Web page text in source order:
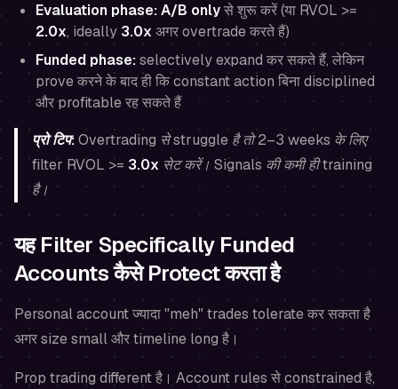
Evaluation phase:A/B onlyसे शुरू करें (या RVOL >=
2.0x, ideally 3.0x अगर overtrade करते हैं)
Funded phase:selectively expand कर सकते हैं, लेकिन
prove करने के बाद ही कि constant action बिना disciplined
और profitable रह सकते हैं
प्रो टिप:Overtrading से struggle है तो 2–3 weeks के लिए
filter RVOL >= 3.0x सेट करें। Signals की कमी ही training
है।
यह Filter Specifically Funded
Accounts कैसे Protect करता है
Personal account ज्यादा "meh" trades tolerate कर सकता है
अगर size small और timeline long है।
Prop trading different है। Account rules से constrained है,